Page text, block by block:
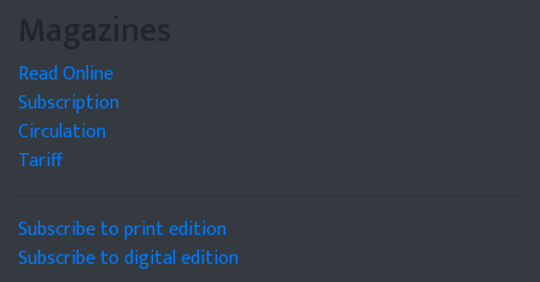
Magazines
Read Online
Subscription
Circulation
Tariff
Subscribe to print edition
Subscribe to digital edition